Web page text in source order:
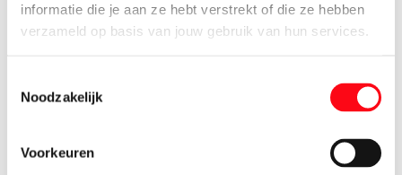
informatie die je aan ze hebt verstrekt of die ze hebben
verzameld op basis van jouw gebruik van hun services.
Noodzakelijk
Voorkeuren